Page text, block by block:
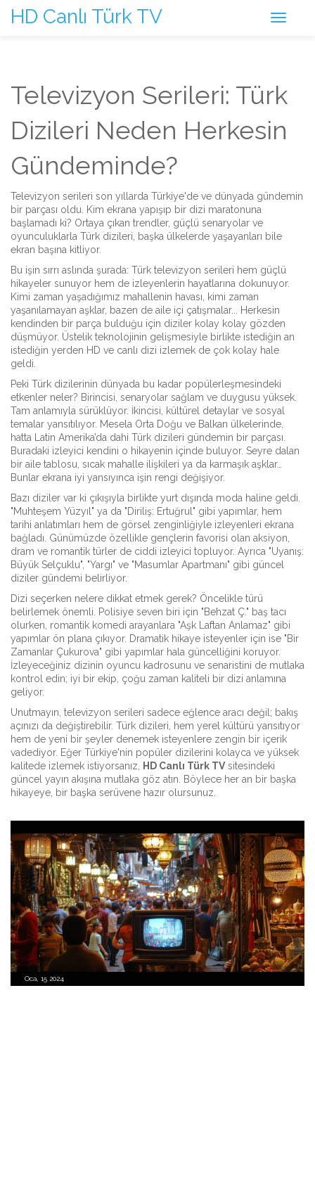
HD Canlı Türk TV
Televizyon Serileri: Türk
Dizileri Neden Herkesin
Gündeminde?
Televizyon serileri son yıllarda Türkiye'de ve dünyada gündemin
bir parçası oldu. Kim ekrana yapışıp bir dizi maratonuna
başlamadı ki? Ortaya çıkan trendler, güçlü senaryolar ve
oyunculuklarla Türk dizileri, başka ülkelerde yaşayanları bile
ekran başına kitliyor.
Bu işin sırrı aslında şurada: Türk televizyon serileri hem güçlü
hikayeler sunuyor hem de izleyenlerin hayatlarına dokunuyor.
Kimi zaman yaşadığımız mahallenin havası, kimi zaman
yaşanılamayan aşklar, bazen de aile içi çatışmalar... Herkesin
kendinden bir parça bulduğu için diziler kolay kolay gözden
düşmüyor. Üstelik teknolojinin gelişmesiyle birlikte istediğin an
istediğin yerden HD ve canlı dizi izlemek de çok kolay hale
geldi.
Peki Türk dizilerinin dünyada bu kadar popülerleşmesindeki
etkenler neler? Birincisi, senaryolar sağlam ve duygusu yüksek.
Tam anlamıyla sürüklüyor. İkincisi, kültürel detaylar ve sosyal
temalar yansıtılıyor. Mesela Orta Doğu ve Balkan ülkelerinde,
hatta Latin Amerika’da dahi Türk dizileri gündemin bir parçası.
Buradaki izleyici kendini o hikayenin içinde buluyor. Seyre dalan
bir aile tablosu, sıcak mahalle ilişkileri ya da karmaşık aşklar…
Bunlar ekrana iyi yansıyınca işin rengi değişiyor.
Bazı diziler var ki çıkışıyla birlikte yurt dışında moda haline geldi.
"Muhteşem Yüzyıl" ya da "Diriliş: Ertuğrul" gibi yapımlar, hem
tarihi anlatımları hem de görsel zenginliğiyle izleyenleri ekrana
bağladı. Günümüzde özellikle gençlerin favorisi olan aksiyon,
dram ve romantik türler de ciddi izleyici topluyor. Ayrıca "Uyanış:
Büyük Selçuklu", "Yargı" ve "Masumlar Apartmanı" gibi güncel
diziler gündemi belirliyor.
Dizi seçerken nelere dikkat etmek gerek? Öncelikle türü
belirlemek önemli. Polisiye seven biri için "Behzat Ç." baş tacı
olurken, romantik komedi arayanlara "Aşk Laftan Anlamaz" gibi
yapımlar ön plana çıkıyor. Dramatik hikaye isteyenler için ise "Bir
Zamanlar Çukurova" gibi yapımlar hala güncelliğini koruyor.
İzleyeceğiniz dizinin oyuncu kadrosunu ve senaristini de mutlaka
kontrol edin; iyi bir ekip, çoğu zaman kaliteli bir dizi anlamına
geliyor.
Unutmayın, televizyon serileri sadece eğlence aracı değil; bakış
açınızı da değiştirebilir. Türk dizileri, hem yerel kültürü yansıtıyor
hem de yeni bir şeyler denemek isteyenlere zengin bir içerik
vadediyor. Eğer Türkiye'nin popüler dizilerini kolayca ve yüksek
kalitede izlemek istiyorsanız,
HD Canlı Türk TVsitesindeki
güncel yayın akışına mutlaka göz atın. Böylece her an bir başka
hikayeye, bir başka serüvene hazır olursunuz.
Oca, 15 2024